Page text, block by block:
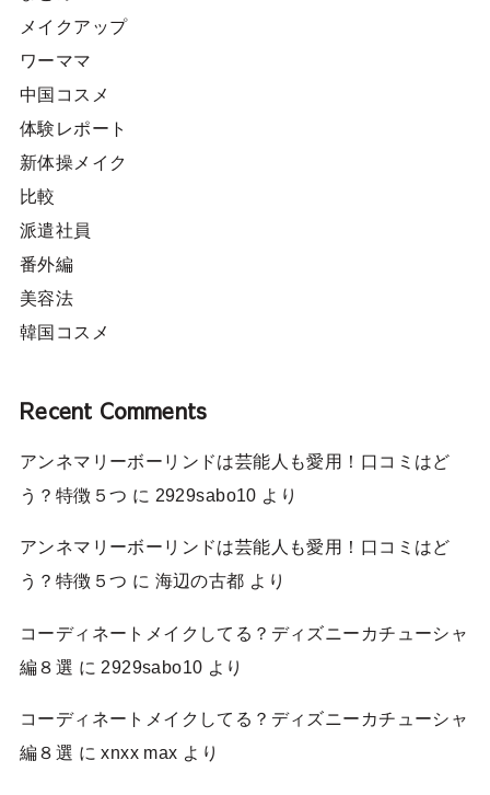
メイクアップ
ワーママ
中国コスメ
体験レポート
新体操メイク
比較
派遣社員
番外編
美容法
韓国コスメ
Recent Comments
アンネマリーボーリンドは芸能人も愛用！口コミはど
う？特徴５つ に 2929sabo10 より
アンネマリーボーリンドは芸能人も愛用！口コミはど
う？特徴５つ に 海辺の古都 より
コーディネートメイクしてる？ディズニーカチューシャ
編８選 に 2929sabo10 より
コーディネートメイクしてる？ディズニーカチューシャ
編８選 にxnxx max より